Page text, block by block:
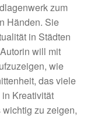
zum
Händen. Sie
in Städten
will mit
wie
das viele
Kreativität
zu zeigen,